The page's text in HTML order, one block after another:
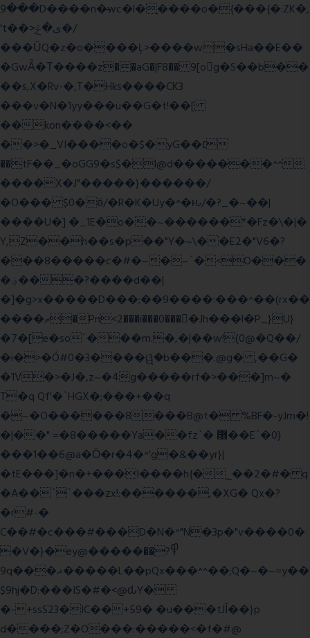
���9D����n�̶wc�l�֑����o�{���{�:ZK�,
't��>͍ى�ݝ�/
���ǙQ�z�o����Ļ>����w�sHa��E��
�GwǞ�Τ����z��aG�|F8�� 9[og�S��b��
��s,X�Rv-�,T�Hks����CK3
���v�N�1yy���u��G�t!��[
��kon����<��
��>�_VI����o�$�yG��׆
��tF��_�oGG9�s$�l@d�������^^
����X�J"�����}������/
�O��� $0�ӫ/�R�K�Uy�^�ԋ/�?_�~��|
����U�] �_1E�o��~������*�Fz�\�|�
Y,Z��h��s�p��"Y�~\��E2�"V6�?
���8�����c�#�~�~`�<O���
�؋���?����d��|
�]�g>x�����D���;��9����:���^��(rx��
����ޡ�Pn<2���i���0���𩆿�Jh���l�P_}U}
�7�[e�so`���m.�,�|��w!(0@�Q��/
�i�>�Ó#0�3����ୱ�b���.@g� ,��G�
�1V�>�J�,z~�4g�����rf�>���]m~�
T�q Qf'�`HGX�;���+��q
�~�O������8���B@t� %BF�-yJm�!
�|��" =�8�����Ya��fz`� ޶��E`�0}
���1��6@a�Ȍ�r�4�^'g�&��yr}|
�tE���]�n�+���I����h{�_̣��2�#� q
�A��``���zx!:������,�XG� Qx�?
�r#-�
C��#�c���#���D�N�^"N�3p�"v����0�
�V�}�ey@�����߾?��
9q���ޣ�����L��pQx���^^��;Q�~�~=y��
$9hj�D:���IS�#�<@ԃY�
�-+ssS23�IC��+59� �u���tJǏ��}p
d����;Z�O���:�����<�f�#@